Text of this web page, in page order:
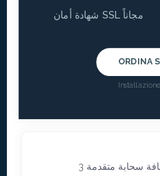
شهادة أمان SSL مجاناً
ORDINA
سحابة متقدمة